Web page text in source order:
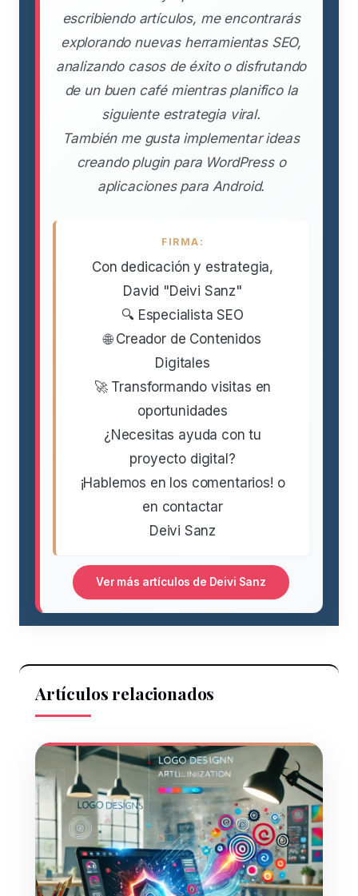
escribiendo artículos, me encontrarás
explorando nuevas herramientas SEO,
analizando casos de éxito o disfrutando
de un buen café mientras planifico la
siguiente estrategia viral.
También me gusta implementar ideas
creando plugin para WordPress o
aplicaciones para Android.
FIRMA:
Con dedicación y estrategia,
David "Deivi Sanz"
🔍 Especialista SEO
🌐 Creador de Contenidos
Digitales
🚀 Transformando visitas en
oportunidades
¿Necesitas ayuda con tu
proyecto digital?
¡Hablemos en los comentarios! o
en contactar
Deivi Sanz
Ver más artículos de Deivi Sanz
Artículos relacionados